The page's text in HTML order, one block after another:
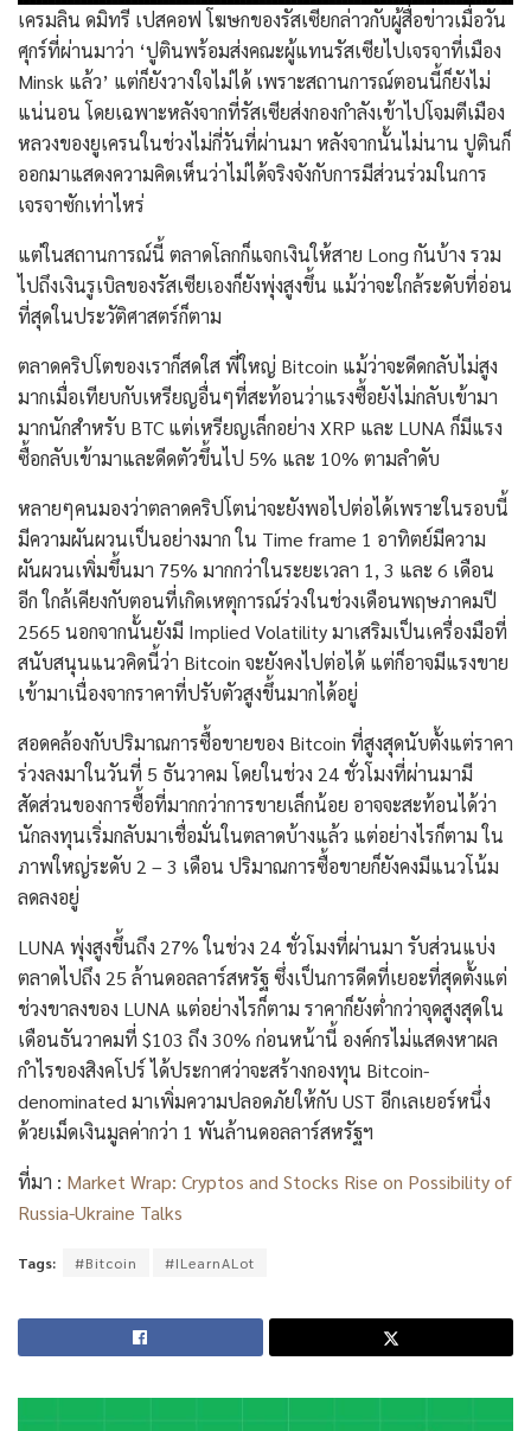
เครมลิน ดมิทรี เปสคอฟ โฆษกของรัสเซียกล่าวกับผู้สื่อข่าวเมื่อวัน
ศุกร์ที่ผ่านมาว่า ‘ปูตินพร้อมส่งคณะผู้แทนรัสเซียไปเจรจาที่เมือง
Minsk แล้ว’ แต่ก็ยังวางใจไม่ได้ เพราะสถานการณ์ตอนนี้ก็ยังไม่
แน่นอน โดยเฉพาะหลังจากที่รัสเซียส่งกองกำลังเข้าไปโจมตีเมือง
หลวงของยูเครนในช่วงไม่กี่วันที่ผ่านมา หลังจากนั้นไม่นาน ปูตินก็
ออกมาแสดงความคิดเห็นว่าไม่ได้จริงจังกับการมีส่วนร่วมในการ
เจรจาซักเท่าไหร่
แต่ในสถานการณ์นี้ ตลาดโลกก็แจกเงินให้สาย Long กันบ้าง รวม
ไปถึงเงินรูเบิลของรัสเซียเองก็ยังพุ่งสูงขึ้น แม้ว่าจะใกล้ระดับที่อ่อน
ที่สุดในประวัติศาสตร์ก็ตาม
ตลาดคริปโตของเราก็สดใส พี่ใหญ่ Bitcoin แม้ว่าจะดีดกลับไม่สูง
มากเมื่อเทียบกับเหรียญอื่นๆที่สะท้อนว่าแรงซื้อยังไม่กลับเข้ามา
มากนักสำหรับ BTC แต่เหรียญเล็กอย่าง XRP และ LUNA ก็มีแรง
ซื้อกลับเข้ามาและดีดตัวขึ้นไป 5% และ 10% ตามลำดับ
หลายๆคนมองว่าตลาดคริปโตน่าจะยังพอไปต่อได้เพราะในรอบนี้
มีความผันผวนเป็นอย่างมาก ใน Time frame 1 อาทิตย์มีความ
ผันผวนเพิ่มขึ้นมา 75% มากกว่าในระยะเวลา 1, 3 และ 6 เดือน
อีก ใกล้เคียงกับตอนที่เกิดเหตุการณ์ร่วงในช่วงเดือนพฤษภาคมปี
2565 นอกจากนั้นยังมี Implied Volatility มาเสริมเป็นเครื่องมือที่
สนับสนุนแนวคิดนี้ว่า Bitcoin จะยังคงไปต่อได้ แต่ก็อาจมีแรงขาย
เข้ามาเนื่องจากราคาที่ปรับตัวสูงขึ้นมากได้อยู่
สอดคล้องกับปริมาณการซื้อขายของ Bitcoin ที่สูงสุดนับตั้งแต่ราคา
ร่วงลงมาในวันที่ 5 ธันวาคม โดยในช่วง 24 ชั่วโมงที่ผ่านมามี
สัดส่วนของการซื้อที่มากกว่าการขายเล็กน้อย อาจจะสะท้อนได้ว่า
นักลงทุนเริ่มกลับมาเชื่อมั่นในตลาดบ้างแล้ว แต่อย่างไรก็ตาม ใน
ภาพใหญ่ระดับ 2 – 3 เดือน ปริมาณการซื้อขายก็ยังคงมีแนวโน้ม
ลดลงอยู่
LUNA พุ่งสูงขึ้นถึง 27% ในช่วง 24 ชั่วโมงที่ผ่านมา รับส่วนแบ่ง
ตลาดไปถึง 25 ล้านดอลลาร์สหรัฐ ซึ่งเป็นการดีดที่เยอะที่สุดตั้งแต่
ช่วงขาลงของ LUNA แต่อย่างไรก็ตาม ราคาก็ยังต่ำกว่าจุดสูงสุดใน
เดือนธันวาคมที่ $103 ถึง 30% ก่อนหน้านี้ องค์กรไม่แสดงหาผล
กำไรของสิงคโปร์ ได้ประกาศว่าจะสร้างกองทุน Bitcoin-
denominated มาเพิ่มความปลอดภัยให้กับ UST อีกเลเยอร์หนึ่ง
ด้วยเม็ดเงินมูลค่ากว่า 1 พันล้านดอลลาร์สหรัฐฯ
ที่มา : Market Wrap: Cryptos and Stocks Rise on Possibility of
Russia-Ukraine Talks
Tags: #Bitcoin #ILearnALot